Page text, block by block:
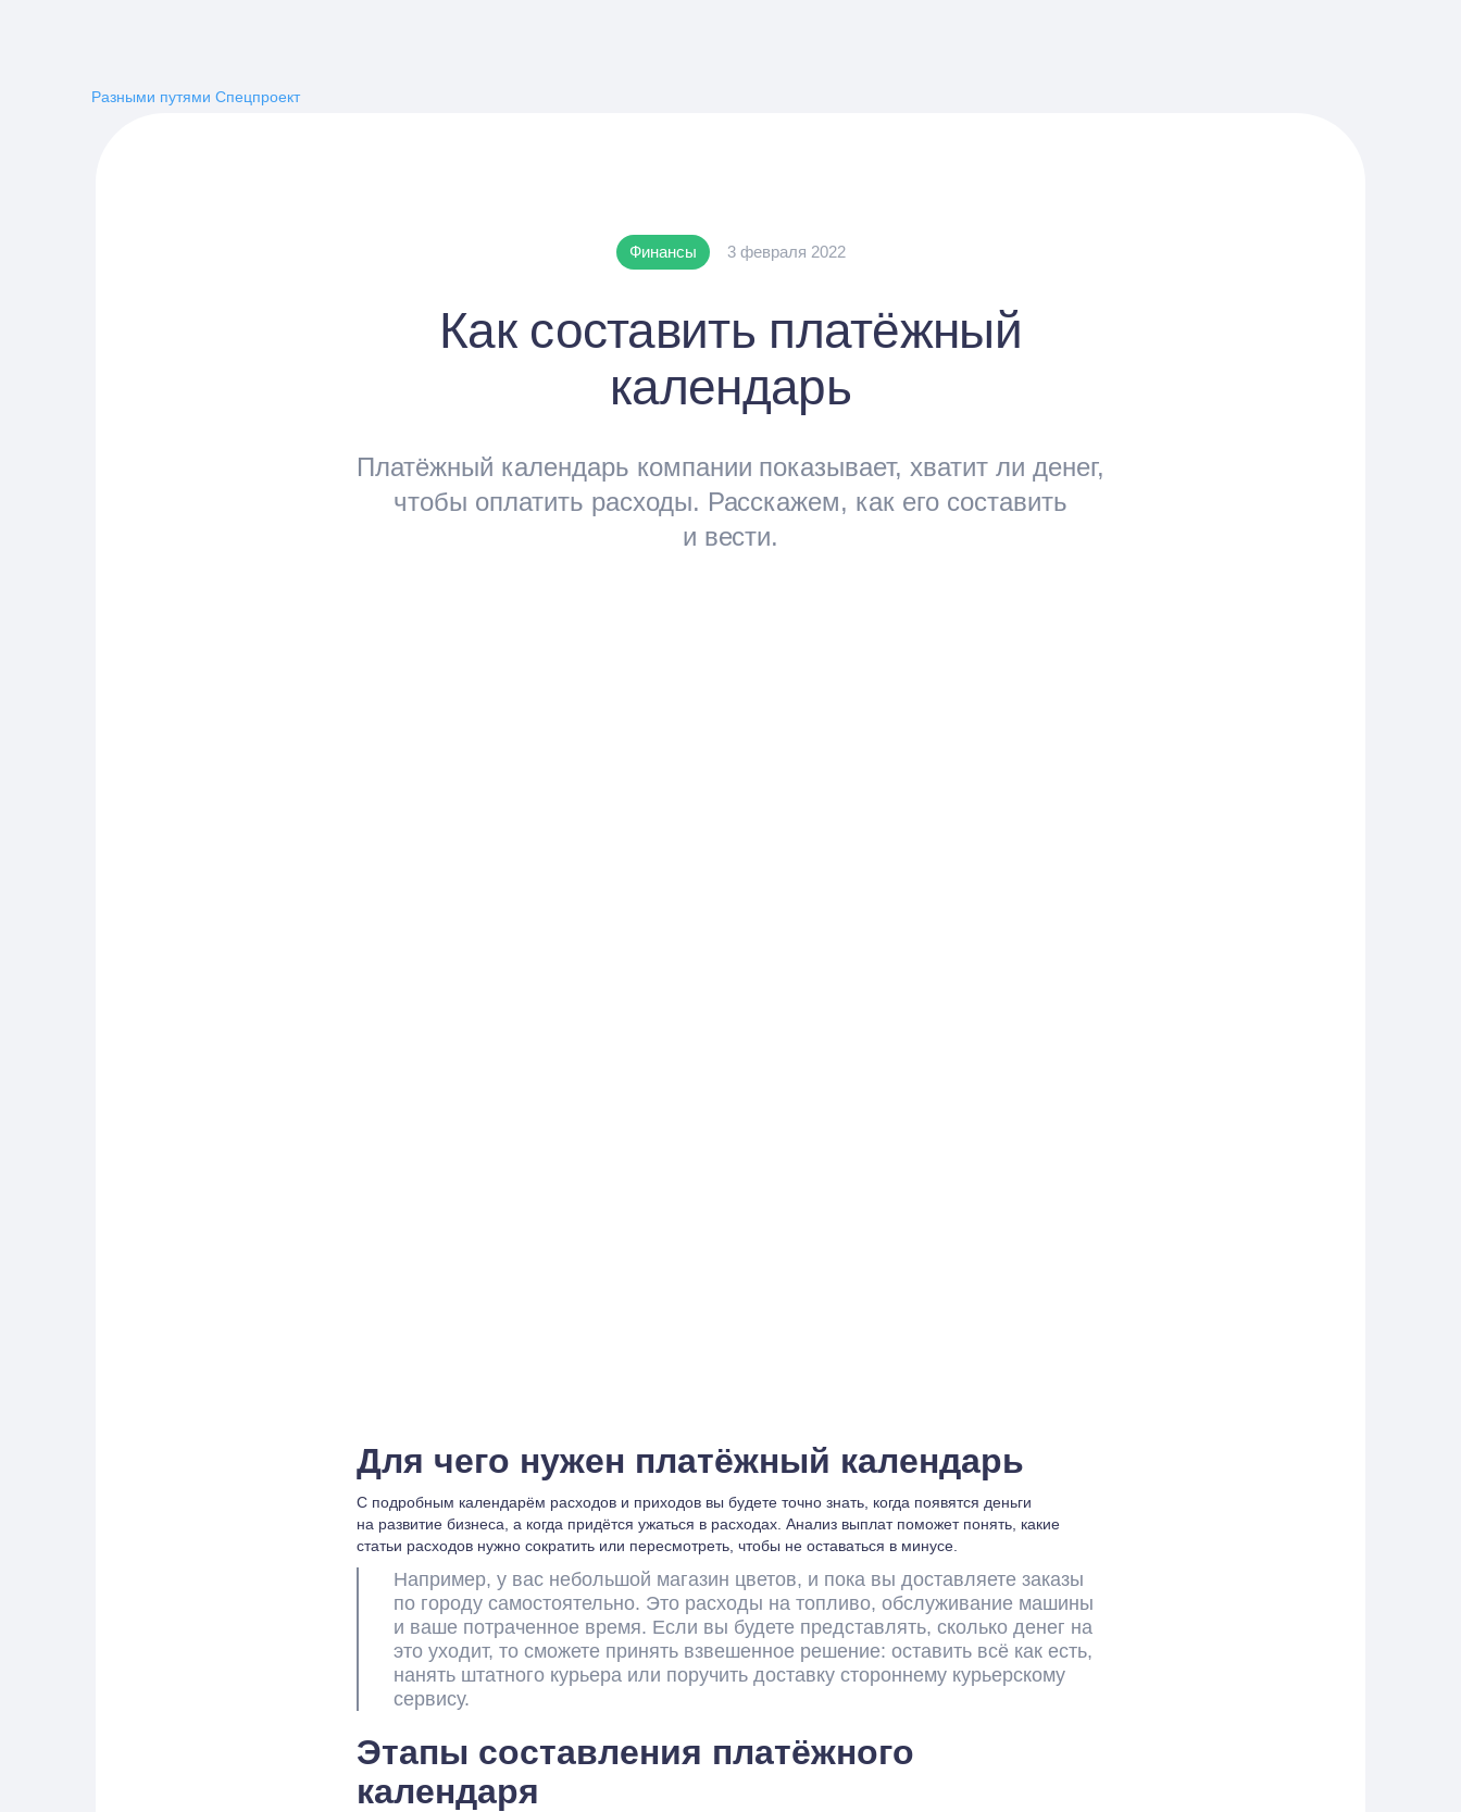
Разными путями Спецпроект
Финансы 3 февраля 2022
Как составить платёжный
календарь
Платёжный календарь компании показывает, хватит ли денег,
чтобы оплатить расходы. Расскажем, как его составить
и вести.
Для чего нужен платёжный календарь
С подробным календарём расходов и приходов вы будете точно знать, когда появятся деньги
на развитие бизнеса, а когда придётся ужаться в расходах. Анализ выплат поможет понять, какие
статьи расходов нужно сократить или пересмотреть, чтобы не оставаться в минусе.
Например, у вас небольшой магазин цветов, и пока вы доставляете заказы
по городу самостоятельно. Это расходы на топливо, обслуживание машины
и ваше потраченное время. Если вы будете представлять, сколько денег на
это уходит, то сможете принять взвешенное решение: оставить всё как есть,
нанять штатного курьера или поручить доставку стороннему курьерскому
сервису.
Этапы составления платёжного
календаря